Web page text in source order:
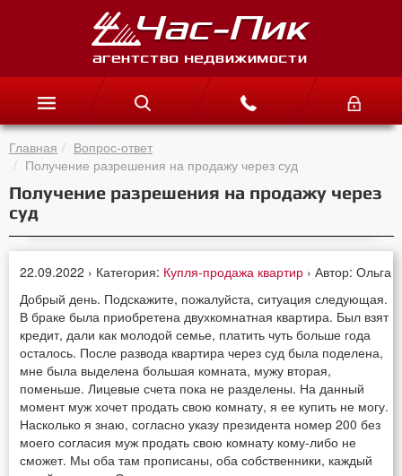
Главная
Вопрос-ответ
Получение разрешения на продажу через суд
Получение разрешения на продажу через
суд
22.09.2022 › Категория: Купля-продажа квартир › Автор: Ольга
Добрый день. Подскажите, пожалуйста, ситуация следующая.
В браке была приобретена двухкомнатная квартира. Был взят
кредит, дали как молодой семье, платить чуть больше года
осталось. После развода квартира через суд была поделена,
мне была выделена большая комната, мужу вторая,
поменьше. Лицевые счета пока не разделены. На данный
момент муж хочет продать свою комнату, я ее купить не могу.
Насколько я знаю, согласно указу президента номер 200 без
моего согласия муж продать свою комнату кому-либо не
сможет. Мы оба там прописаны, оба собственники, каждый